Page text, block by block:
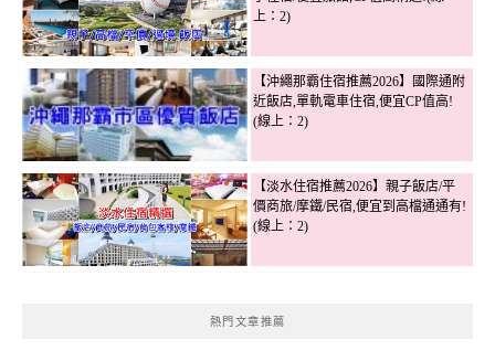
上：2)
【沖繩那霸住宿推薦2026】國際通附
近飯店,單軌電車住宿,便宜CP值高!
(線上：2)
【淡水住宿推薦2026】親子飯店/平
價商旅/摩鐵/民宿,便宜到高檔通通有!
(線上：2)
熱門文章推薦